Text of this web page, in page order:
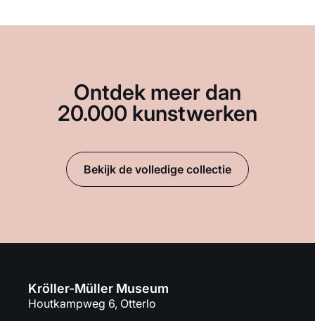
Ontdek meer dan
20.000 kunstwerken
Bekijk de volledige collectie
Kröller-Müller Museum
Houtkampweg 6, Otterlo